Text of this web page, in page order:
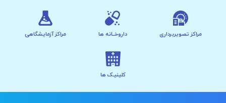
مراکز تصویربرداری داروخــانه ها مراکز آزمایشگاهی
کلینیـک ها